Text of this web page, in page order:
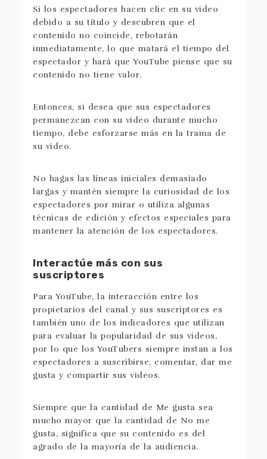
Si los espectadores hacen clic en su video
debido a su título y descubren que el
contenido no coincide, rebotarán
inmediatamente, lo que matará el tiempo del
espectador y hará que YouTube piense que su
contenido no tiene valor.
Entonces, si desea que sus espectadores
permanezcan con su video durante mucho
tiempo, debe esforzarse más en la trama de
su video.
No hagas las líneas iniciales demasiado
largas y mantén siempre la curiosidad de los
espectadores por mirar o utiliza algunas
técnicas de edición y efectos especiales para
mantener la atención de los espectadores.
Interactúe más con sus
suscriptores
Para YouTube, la interacción entre los
propietarios del canal y sus suscriptores es
también uno de los indicadores que utilizan
para evaluar la popularidad de sus videos,
por lo que los YouTubers siempre instan a los
espectadores a suscribirse, comentar, dar me
gusta y compartir sus videos.
Siempre que la cantidad de Me gusta sea
mucho mayor que la cantidad de No me
gusta, significa que su contenido es del
agrado de la mayoría de la audiencia.